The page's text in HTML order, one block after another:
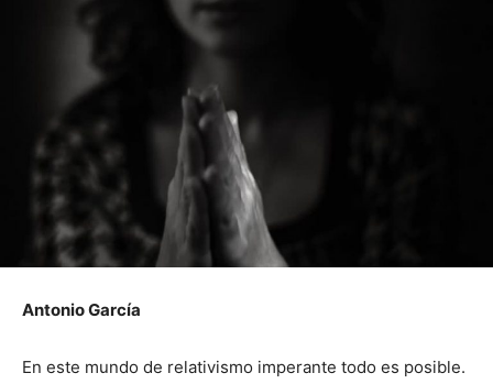
Antonio García
En este mundo de relativismo imperante todo es posible.